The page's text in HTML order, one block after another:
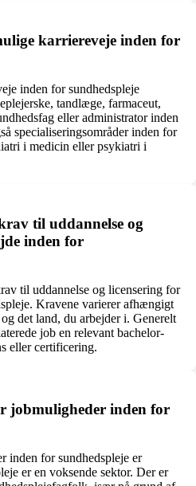
karriereveje inden for
inden for sundhedspleje
tandlæge, farmaceut,
eller administrator inden
specialiseringsområder inden for
i medicin eller psykiatri i
til uddannelse og
inden for
til uddannelse og licensering for
Kravene varierer afhængigt
det land, du arbejder i. Generelt
job en relevant bachelor-
eller certificering.
jobmuligheder inden for
inden for sundhedspleje er
er en voksende sektor. Der er